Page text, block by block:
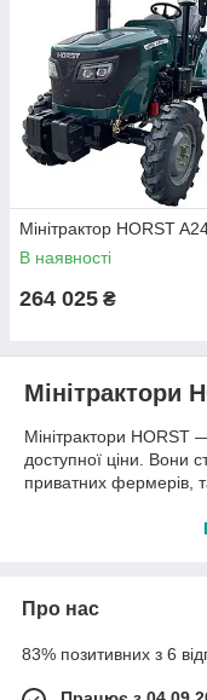
Мінітрактор HORST
В наявності
264 025 ₴
Мінітрактори
Мінітрактори HORST
доступної ціни. Вони
приватних фермерів,
завдань: від обробки
найрізноманітніших
кліматичних і
Про нас
83% позитивних з 6